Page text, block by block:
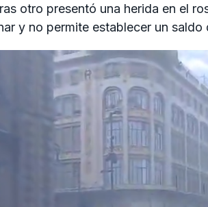
otro presentó una herida en el
y no permite establecer un saldo